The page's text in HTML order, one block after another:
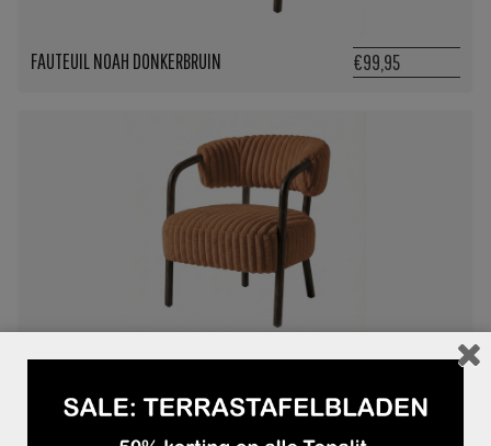
FAUTEUIL NOAH DONKERBRUIN €99,95